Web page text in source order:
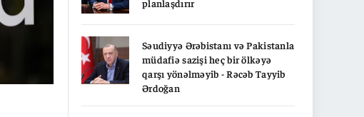
planlaşdırır
Səudiyyə Ərəbistanı və Pakistanla
müdafiə sazişi heç bir ölkəyə
qarşı yönəlməyib - Rəcəb Tayyib
Ərdoğan